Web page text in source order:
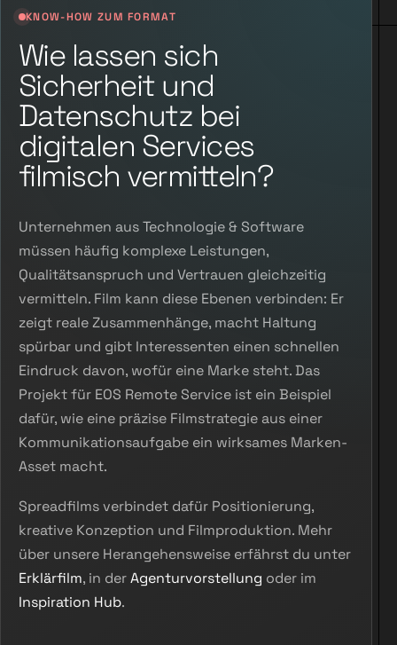
KNOW-HOW ZUM FORMAT
Wie lassen sich
Sicherheit und
Datenschutz bei
digitalen Services
filmisch vermitteln?
Unternehmen aus Technologie & Software
müssen häufig komplexe Leistungen,
Qualitätsanspruch und Vertrauen gleichzeitig
vermitteln. Film kann diese Ebenen verbinden: Er
zeigt reale Zusammenhänge, macht Haltung
spürbar und gibt Interessenten einen schnellen
Eindruck davon, wofür eine Marke steht. Das
Projekt für EOS Remote Service ist ein Beispiel
dafür, wie eine präzise Filmstrategie aus einer
Kommunikationsaufgabe ein wirksames Marken-
Asset macht.
Spreadfilms verbindet dafür Positionierung,
kreative Konzeption und Filmproduktion. Mehr
über unsere Herangehensweise erfährst du unter
Erklärfilm, in derAgenturvorstellung oder im
Inspiration Hub.